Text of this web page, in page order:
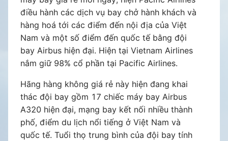
điều hành các dịch vụ bay chở hành khách và
hàng hoá tới các điểm đến nội địa của Việt
Nam và một số điểm đến quốc tế bằng đội
bay Airbus hiện đại. Hiện tại Vietnam Airlines
nắm giữ 98% cổ phần tại Pacific Airlines.
Hãng hàng không giá rẻ này hiện đang khai
thác đội bay gồm 17 chiếc máy bay Airbus
A320 hiện đại, mạng bay kết nối nhiều thành
phố, điểm du lịch nổi tiếng ở Việt Nam và
quốc tế. Tuổi thọ trung bình của đội bay tính